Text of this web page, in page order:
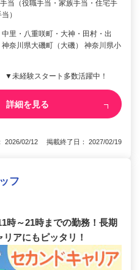
当（役職手当・家族手当・住宅手
）
里・八重咲町・大神・田村・出
奈川県大磯町（大磯） 神奈川県小
未経験スタート多数活躍中！
詳細を見る
2026/02/12 掲載終了日： 2027/02/19
フ
時～21時までの勤務！長期
アにもピッタリ！